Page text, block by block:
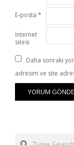
E-posta *
İnternet
sitesi
Daha sonraki
adresim ve site
Search